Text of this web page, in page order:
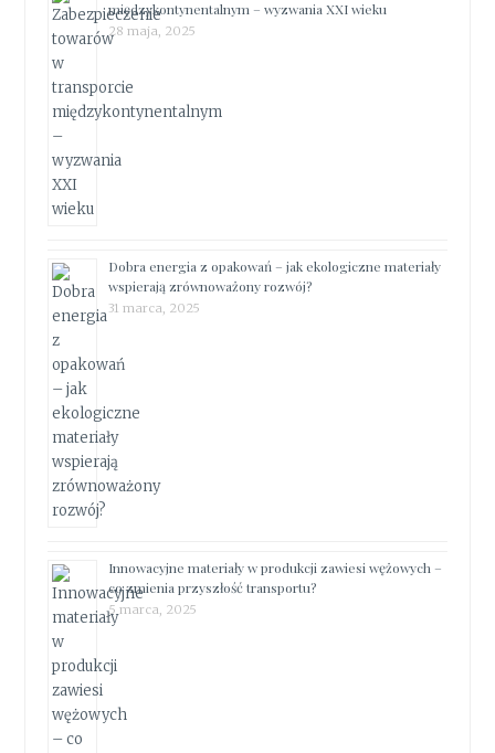
międzykontynentalnym – wyzwania XXI wieku
28 maja, 2025
Dobra energia z opakowań – jak ekologiczne materiały
wspierają zrównoważony rozwój?
31 marca, 2025
Innowacyjne materiały w produkcji zawiesi wężowych –
co zmienia przyszłość transportu?
5 marca, 2025